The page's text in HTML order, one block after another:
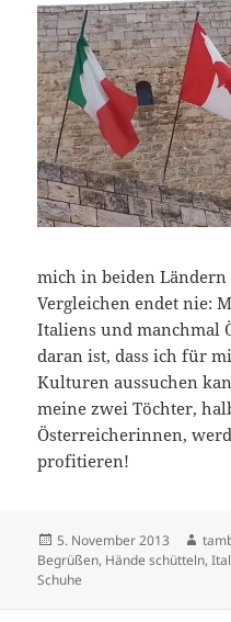
mich in beiden Ländern
Vergleichen endet nie:
Italiens und manchmal
daran ist, dass ich für
Kulturen aussuchen
meine zwei Töchter,
Österreicherinnen,
profitieren!
Veröffentlicht
am
5. November 2013
Begrüßen, Hände schütteln,
Schuhe